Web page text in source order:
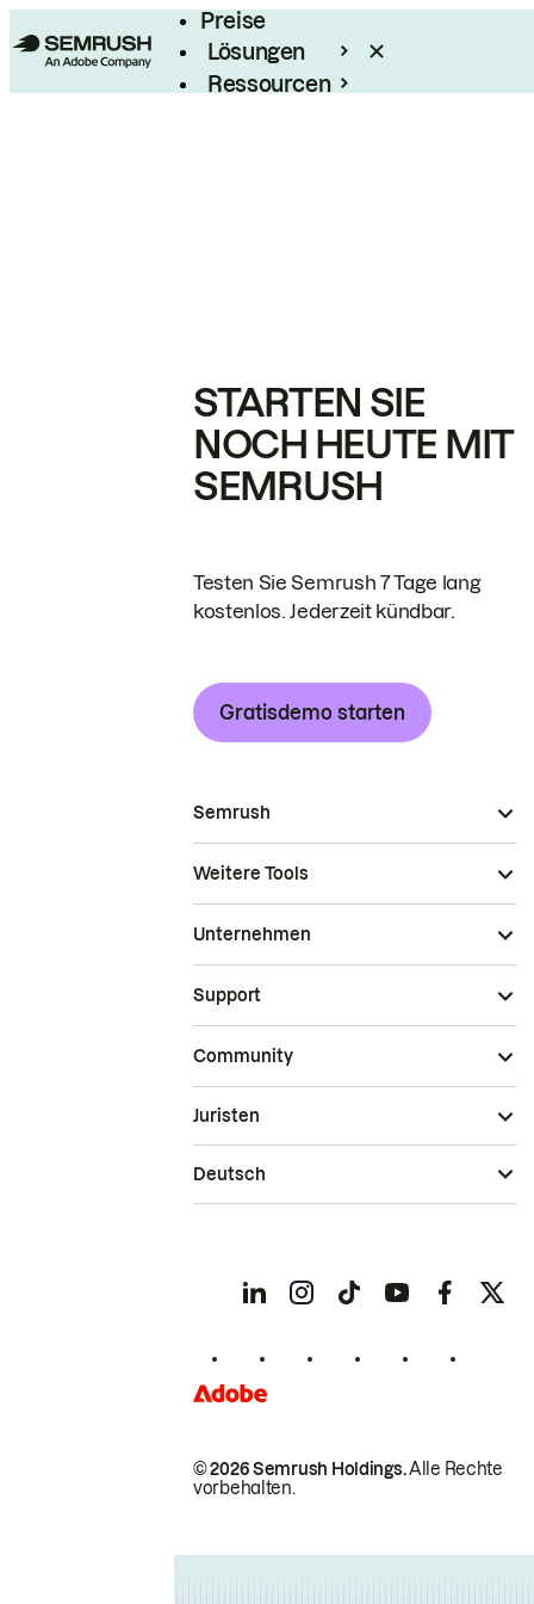
Preise
Lösungen
Ressourcen
STARTEN SIE
NOCH HEUTE MIT
SEMRUSH
Testen Sie Semrush 7 Tage lang
kostenlos. Jederzeit kündbar.
Gratisdemo starten
Semrush
Weitere Tools
Unternehmen
Support
Community
© 2026 Semrush Holdings.Alle Rechte
vorbehalten.
Juristen
Deutsch